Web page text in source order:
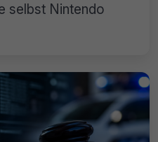
selbst Nintendo